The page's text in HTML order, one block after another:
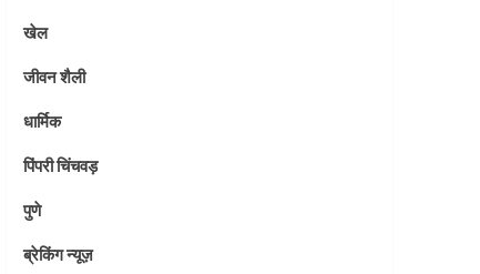
खेल
जीवन शैली
धार्मिक
पिंपरी चिंचवड़
पुणे
ब्रेकिंग न्यूज़